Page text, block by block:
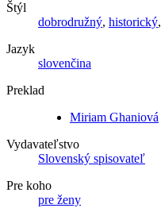
Štýl
dobrodružný, historický,
Jazyk
slovenčina
Preklad
Miriam Ghaniová
Vydavateľstvo
Slovenský spisovateľ
Pre koho
pre ženy